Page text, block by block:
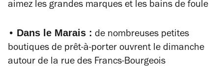
aimez les grandes marques et les bains de foule
• Dans le Marais : de nombreuses petites
boutiques de prêt-à-porter ouvrent le dimanche
autour de la rue des Francs-Bourgeois